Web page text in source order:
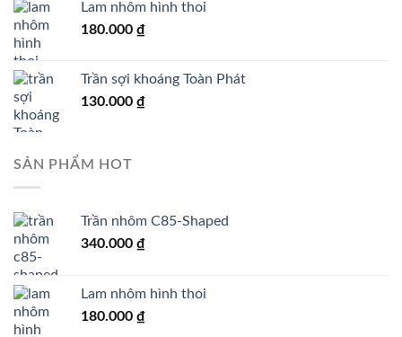
Lam nhôm hình thoi
180.000 ₫
Trần sợi khoáng Toàn Phát
130.000 ₫
SẢN PHẨM HOT
Trần nhôm C85-Shaped
340.000 ₫
Lam nhôm hình thoi
180.000 ₫